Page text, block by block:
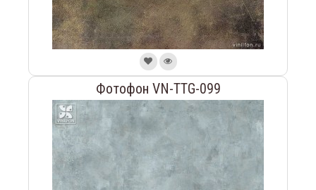
Фотофон VN-TTG-099